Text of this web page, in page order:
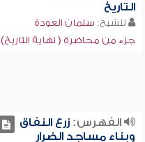
التاريخ
للشيخ: سلمان العودة
جزء من محاضرة ( نهاية التاريخ)
الفهرس:زرع النفاق
وبناء مساجد الضرار